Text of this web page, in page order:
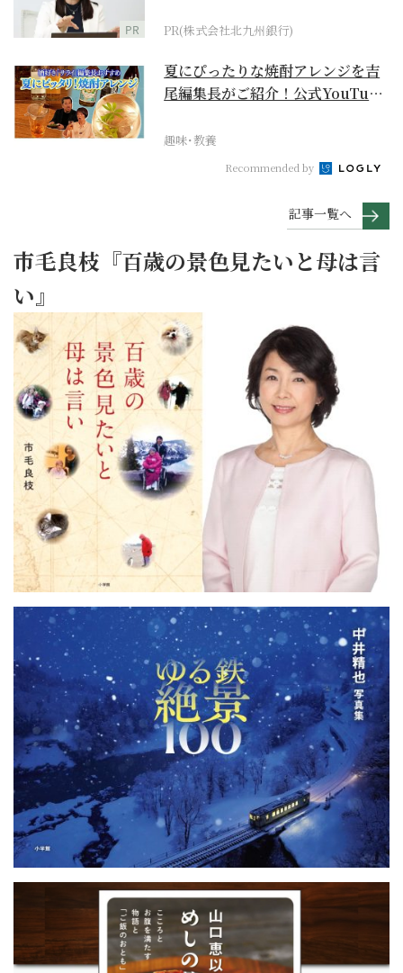
PR PR(株式会社北九州銀行)
夏にぴったりな焼酎アレンジを吉
尾編集長がご紹介！公式YouTube
趣味･教養
Recommended by
記事一覧へ
市毛良枝『百歳の景色見たいと母は言
い』